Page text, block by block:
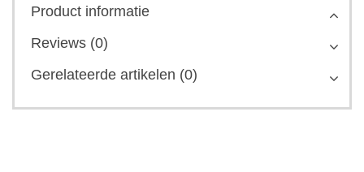
Product informatie
Reviews (0)
Gerelateerde artikelen (0)